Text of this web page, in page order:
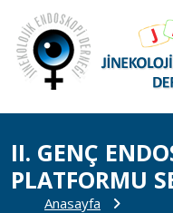
II. GENÇ
PLATFORMU
Anasayfa